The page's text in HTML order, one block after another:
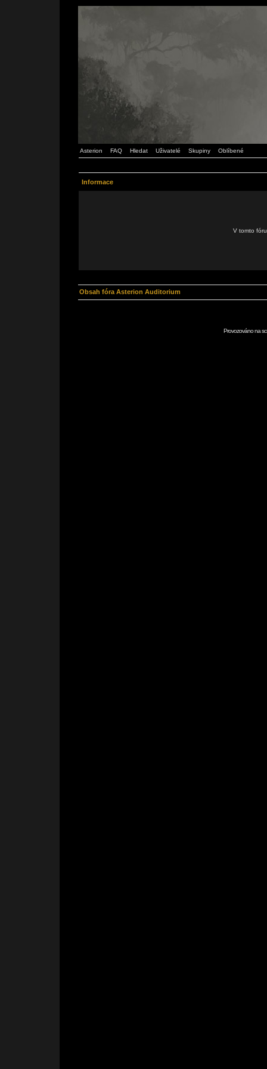
Asterion FAQ Hledat Uživatelé Skupiny Oblíbené
Informace
V tomto
Obsah fóra Asterion Auditorium
Provozováno na